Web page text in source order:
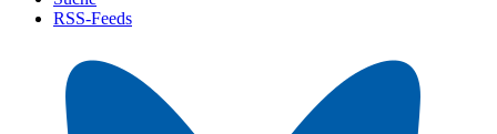
RSS-Feeds